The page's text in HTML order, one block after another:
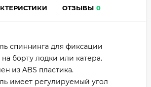
ОТЗЫВЫ 0
спиннинга для фиксации
борту лодки или катера.
из ABS пластика.
имеет регулируемый угол